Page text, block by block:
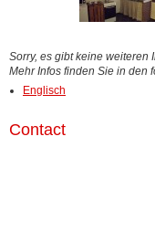
Sorry, es gibt keine weiteren
Mehr Infos finden Sie in den
Englisch
Contact